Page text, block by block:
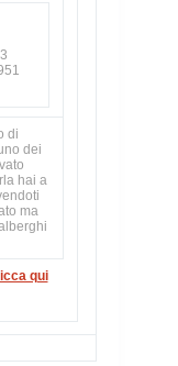
di
dei
hai a
ma
qui